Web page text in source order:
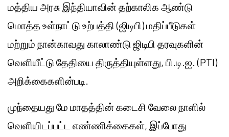
மத்திய அரசு இந்தியாவின் தற்காலிக ஆண்டு
மொத்த உள்நாட்டு உற்பத்தி (ஜிடிபி) மதிப்பீடுகள்
மற்றும் நான்காவது காலாண்டு ஜிடிபி தரவுகளின்
வெளியீட்டு தேதியை திருத்தியுள்ளது, பி.டி.ஐ. (PTI)
அறிக்கைகளின்படி.
முந்தையது மே மாதத்தின் கடைசி வேலை நாளில்
வெளியிடப்பட்ட எண்ணிக்கைகள், இப்போது